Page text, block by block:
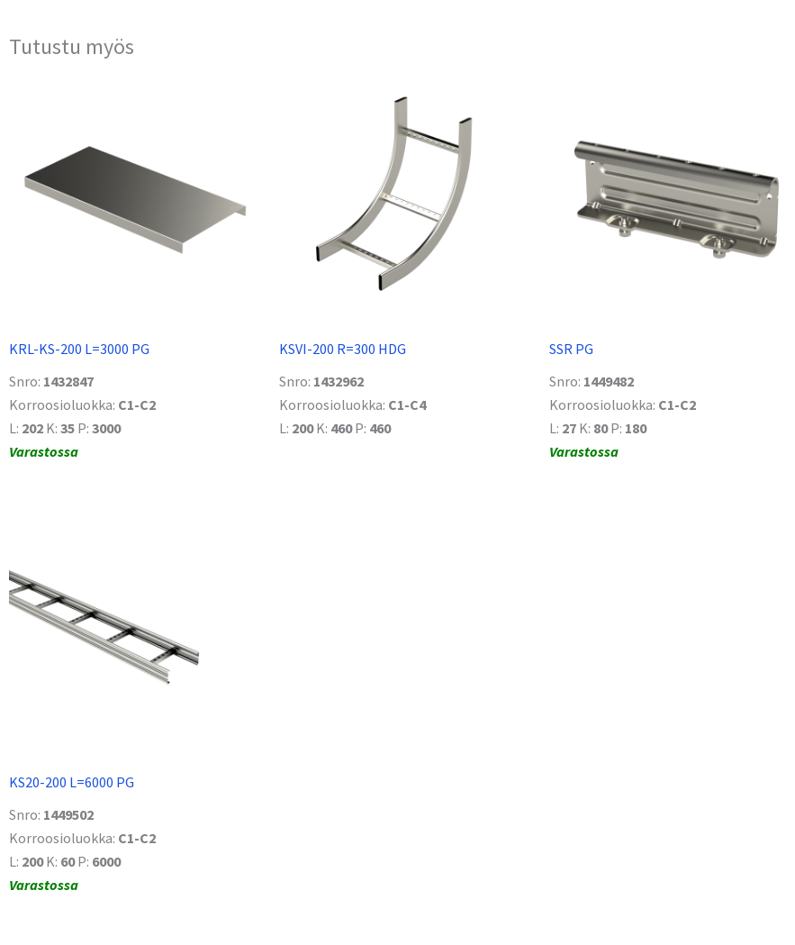
Tutustu myös
KRL-KS-200 L=3000 PG
Snro: 1432847
Korroosioluokka: C1-C2
L: 202 K: 35 P: 3000
Varastossa
KSVI-200 R=300 HDG
Snro: 1432962
Korroosioluokka: C1-C4
L: 200K: 460P: 460
SSR PG
Snro: 1449482
Korroosioluokka: C1-C2
L: 27 K: 80P: 180
Varastossa
KS20-200 L=6000 PG
Snro: 1449502
Korroosioluokka: C1-C2
L: 200K: 60P: 6000
Varastossa